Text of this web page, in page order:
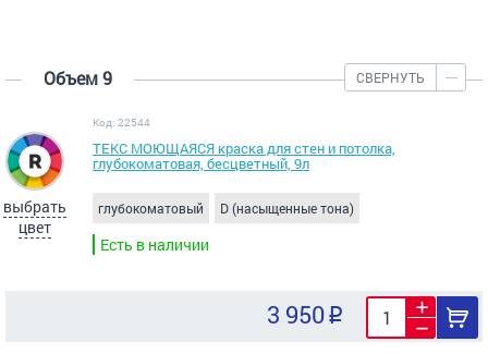
Объем 9 СВЕРНУТЬ
выбрать
цвет
Код: 22544
ТЕКС МОЮЩАЯСЯ краска для стен и потолка,
глубокоматовая, бесцветный, 9л
глубокоматовый D (насыщенные тона)
Есть в наличии
3 950